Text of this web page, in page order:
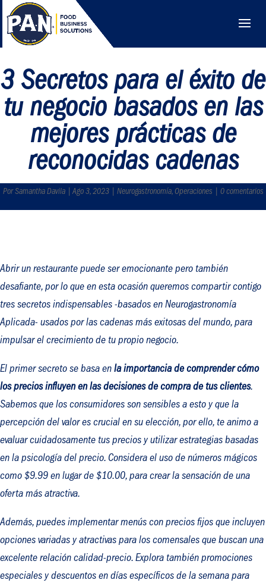
3 Secretos para el éxito de
tu negocio basados en las
mejores prácticas de
reconocidas cadenas
Por Samantha Davila | Ago 3, 2023 | Neurogastronomía, Operaciones | 0 comentarios
Abrir un restaurante puede ser emocionante pero también
desafiante, por lo que en esta ocasión queremos compartir contigo
tres secretos indispensables -basados en Neurogastronomía
Aplicada- usados por las cadenas más exitosas del mundo, para
impulsar el crecimiento de tu propio negocio.
El primer secreto se basa en la importancia de comprender cómo
los precios influyen en las decisiones de compra de tus clientes.
Sabemos que los consumidores son sensibles a esto y que la
percepción del valor es crucial en su elección, por ello, te animo a
evaluar cuidadosamente tus precios y utilizar estrategias basadas
en la psicología del precio. Considera el uso de números mágicos
como $9.99 en lugar de $10.00, para crear la sensación de una
oferta más atractiva.
Además, puedes implementar menús con precios fijos que incluyen
opciones variadas y atractivas para los comensales que buscan una
excelente relación calidad-precio. Explora también promociones
especiales y descuentos en días específicos de la semana para